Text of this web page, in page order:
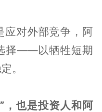
应对外部竞争，阿
择——以牺牲短期
。
，也是投资人和阿